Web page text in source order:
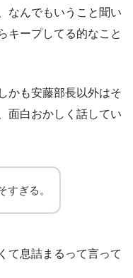
なんでもいうこと聞い
キープしてる的なこと
かも安藤部長以外はそ
面白おかしく話してい
すぎる。
て息詰まるって言って